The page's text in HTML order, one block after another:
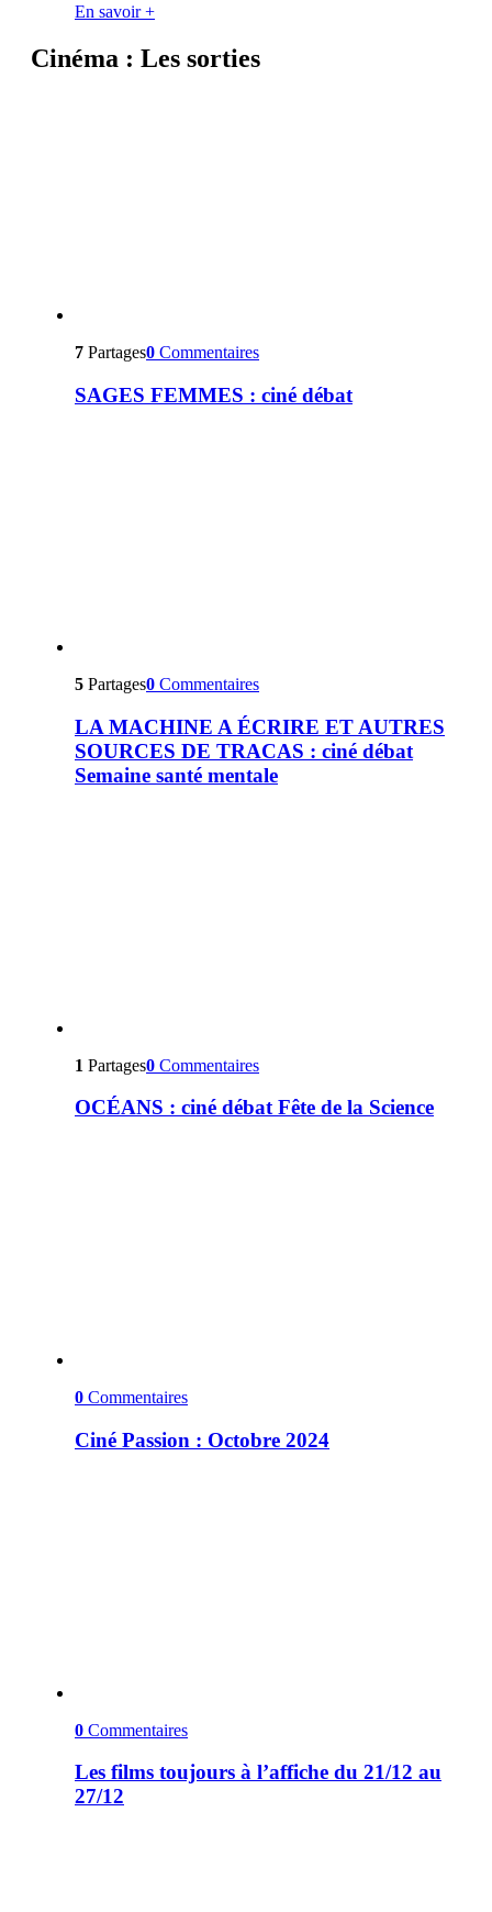
En savoir +
Cinéma : Les sorties
7 Partages0 Commentaires
SAGES FEMMES : ciné débat
5 Partages0 Commentaires
LA MACHINE A ÉCRIRE ET AUTRES
SOURCES DE TRACAS : ciné débat
Semaine santé mentale
1 Partages0 Commentaires
OCÉANS : ciné débat Fête de la Science
0 Commentaires
Ciné Passion : Octobre 2024
0 Commentaires
Les films toujours à l’affiche du 21/12 au
27/12